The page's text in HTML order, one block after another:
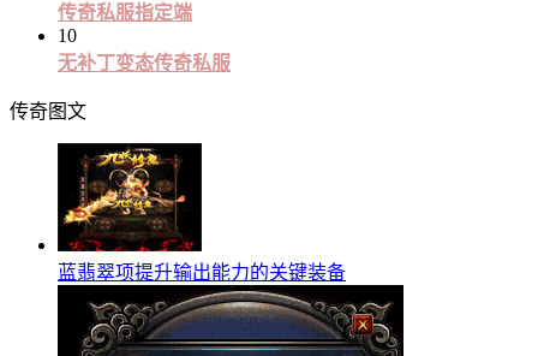
传奇私服指定端
10
无补丁变态传奇私服
传奇图文
蓝翡翠项提升输出能力的关键装备